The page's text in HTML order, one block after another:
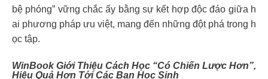
bệ phóng” vững chắc ấy bằng sự kết hợp độc đáo giữa h
ai phương pháp ưu việt, mang đến những đột phá trong h
ọc tập.
WinBook Giới Thiệu Cách Học “có Chiến Lược Hơn”,
Hiệu Quả Hơn Tới Các Bạn Học Sinh